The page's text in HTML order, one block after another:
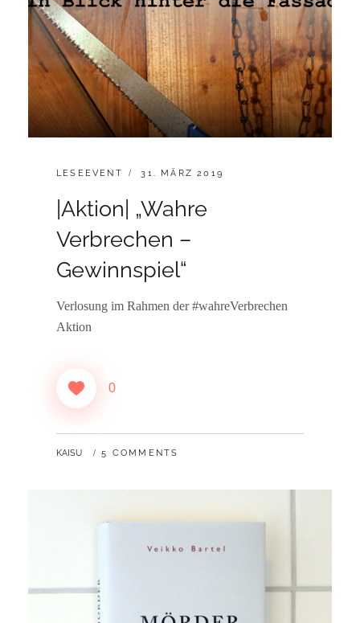
CATEGORIES:
LESEEVENT
POSTED
31. MÄRZ 2019
|Aktion| „Wahre
Verbrechen –
Gewinnspiel“
Verlosung im Rahmen der #wahreVerbrechen
Aktion
0
BY
KAISU 5 COMMENTS